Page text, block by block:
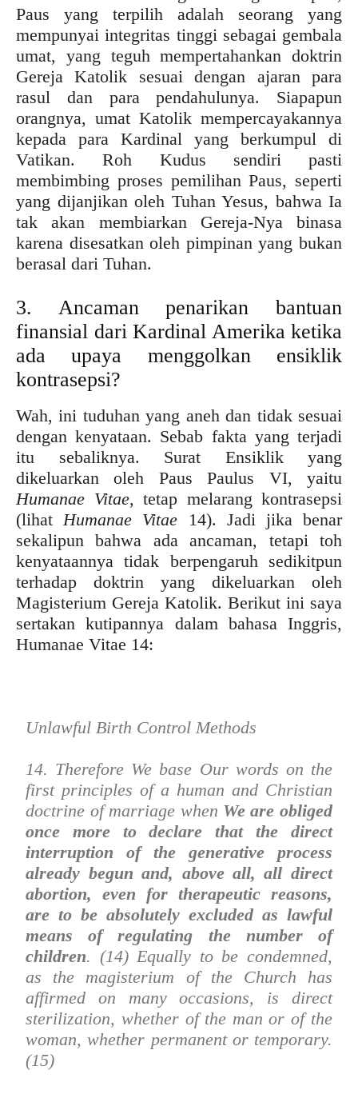
Paus yang terpilih adalah seorang yang
mempunyai integritas tinggi sebagai gembala
umat, yang teguh mempertahankan doktrin
Gereja Katolik sesuai dengan ajaran para
rasul dan para pendahulunya. Siapapun
orangnya, umat Katolik mempercayakannya
kepada para Kardinal yang berkumpul di
Vatikan. Roh Kudus sendiri pasti
membimbing proses pemilihan Paus, seperti
yang dijanjikan oleh Tuhan Yesus, bahwa Ia
tak akan membiarkan Gereja-Nya binasa
karena disesatkan oleh pimpinan yang bukan
berasal dari Tuhan.
3. Ancaman penarikan bantuan
finansial dari Kardinal Amerika ketika
ada upaya menggolkan ensiklik
kontrasepsi?
Wah, ini tuduhan yang aneh dan tidak sesuai
dengan kenyataan. Sebab fakta yang terjadi
itu sebaliknya. Surat Ensiklik yang
dikeluarkan oleh Paus Paulus VI, yaitu
Humanae Vitae, tetap melarang kontrasepsi
(lihatHumanae Vitae 14). Jadi jika benar
sekalipun bahwa ada ancaman, tetapi toh
kenyataannya tidak berpengaruh sedikitpun
terhadap doktrin yang dikeluarkan oleh
Magisterium Gereja Katolik. Berikut ini saya
sertakan kutipannya dalam bahasa Inggris,
Humanae Vitae 14:
Unlawful Birth Control Methods
14. Therefore We base Our words on the
first principles of a human and Christian
doctrine of marriage when We are obliged
once more to declare that the direct
interruption of the generative process
already begun and, above all, all direct
abortion, even for therapeutic reasons,
are to be absolutely excluded as lawful
means of regulating the number of
children. (14) Equally to be condemned,
as the magisterium of the Church has
affirmed on many occasions, is direct
sterilization, whether of the man or of the
woman, whether permanent or temporary.
(15)